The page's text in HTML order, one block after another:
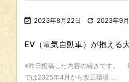
 2023年8月22日  2023年9
EV（電気自動車）が抱える
※昨日投稿した内容の続きです。
では2025年4月から改正環境 ...